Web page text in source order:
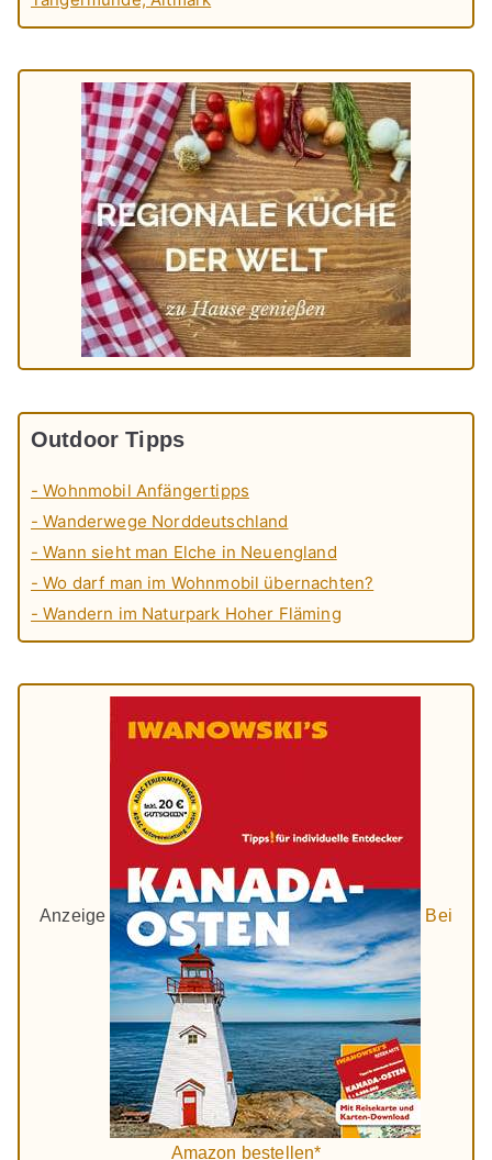
Outdoor Tipps
- Wohnmobil Anfängertipps
- Wanderwege Norddeutschland
- Wann sieht man Elche in Neuengland
- Wo darf man im Wohnmobil übernachten?
- Wandern im Naturpark Hoher Fläming
Anzeige Bei
Amazon bestellen*